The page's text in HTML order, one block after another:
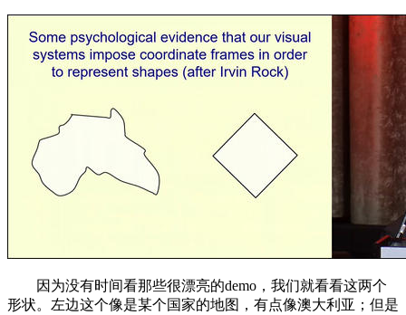
因为没有时间看那些很漂亮的demo，我们就看看这两个
形状。左边这个像是某个国家的地图，有点像澳大利亚；但是